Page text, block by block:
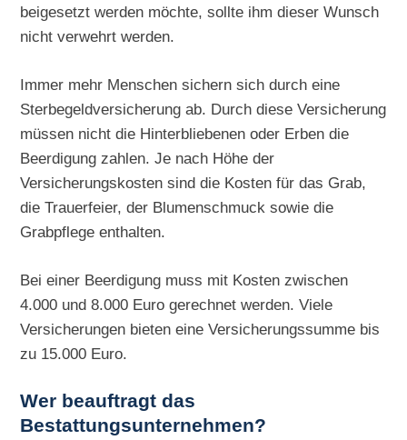
beigesetzt werden möchte, sollte ihm dieser Wunsch
nicht verwehrt werden.
Immer mehr Menschen sichern sich durch eine
Sterbegeldversicherung ab. Durch diese Versicherung
müssen nicht die Hinterbliebenen oder Erben die
Beerdigung zahlen. Je nach Höhe der
Versicherungskosten sind die Kosten für das Grab,
die Trauerfeier, der Blumenschmuck sowie die
Grabpflege enthalten.
Bei einer Beerdigung muss mit Kosten zwischen
4.000 und 8.000 Euro gerechnet werden. Viele
Versicherungen bieten eine Versicherungssumme bis
zu 15.000 Euro.
Wer beauftragt das
Bestattungsunternehmen?